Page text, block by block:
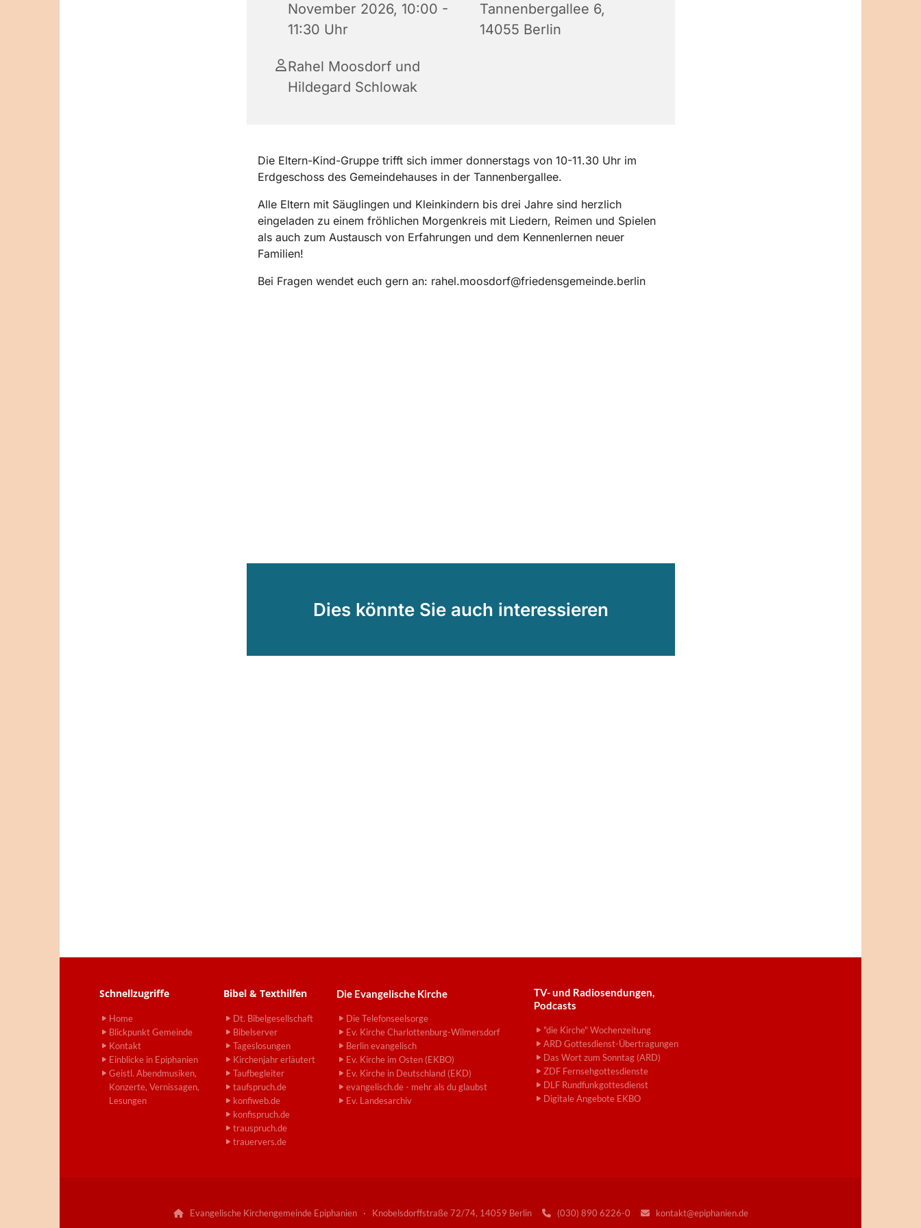
November 2026, 10:00 -
11:30 Uhr
Tannenbergallee 6,
14055 Berlin
Rahel Moosdorf und
Hildegard Schlowak
Die Eltern-Kind-Gruppe trifft sich immer donnerstags von 10-11.30 Uhr im
Erdgeschoss des Gemeindehauses in der Tannenbergallee.
Alle Eltern mit Säuglingen und Kleinkindern bis drei Jahre sind herzlich
eingeladen zu einem fröhlichen Morgenkreis mit Liedern, Reimen und Spielen
als auch zum Austausch von Erfahrungen und dem Kennenlernen neuer
Familien!
Bei Fragen wendet euch gern an: rahel.moosdorf@friedensgemeinde.berlin
Dies könnte Sie auch interessieren
Schnellzugriffe
Home
Blickpunkt Gemeinde
Kontakt
Einblicke in Epiphanien
Geistl. Abendmusiken,
Konzerte, Vernissagen,
Lesungen
Bibel & Texthilfen
Dt. Bibelgesellschaft
Bibelserver
Tageslosungen
Kirchenjahr erläutert
Taufbegleiter
taufspruch.de
konfiweb.de
konfispruch.de
trauspruch.de
trauervers.de
Die Evangelische Kirche
Die Telefonseelsorge
Ev. Kirche Charlottenburg-Wilmersdorf
Berlin evangelisch
Ev. Kirche im Osten (EKBO)
Ev. Kirche in Deutschland (EKD)
evangelisch.de - mehr als du glaubst
Ev. Landesarchiv
TV- und Radiosendungen,
Podcasts
"die Kirche" Wochenzeitung
ARD Gottesdienst-Übertragungen
Das Wort zum Sonntag (ARD)
ZDF Fernsehgottesdienste
DLF Rundfunkgottesdienst
Digitale Angebote EKBO
Evangelische Kirchengemeinde Epiphanien · Knobelsdorffstraße 72/74, 14059 Berlin (030) 890 6226-0 kontakt@epiphanien.de